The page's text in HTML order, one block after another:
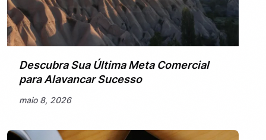
Descubra Sua Última Meta Comercial
para Alavancar Sucesso
maio 8, 2026